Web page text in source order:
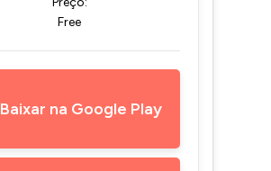
Free
Baixar na Google Play